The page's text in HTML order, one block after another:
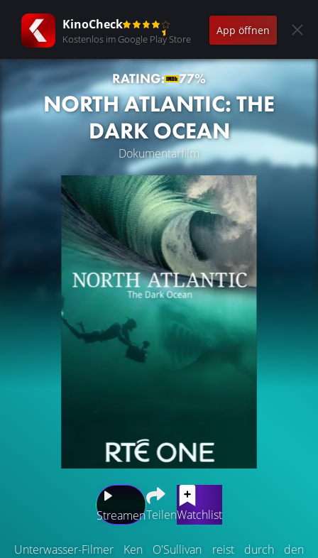
KinoCheck
Kostenlos im Google Play Store
App öffnen
RATING: 77%
NORTH ATLANTIC: THE
DARK OCEAN
Dokumentarfilm
StreamenTeilenWatchlist
Unterwasser-Filmer Ken O'Sullivan reist durch den